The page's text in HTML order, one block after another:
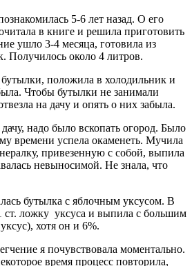
5-6 лет назад. О его
в книге и решила приготовить
ушло 3-4 месяца, готовила из
Получилось около 4 литров.
положила в холодильник и
Чтобы бутылки не занимали
на дачу и опять о них забыла.
надо было вскопать огород. Было
времени успела окаменеть. Мучила
привезенную с собой, выпила
невыносимой. Не знала, что
бутылка с яблочным уксусом. В
ст. ложку уксуса и выпила с большим
хотя он и 6%.
я почувствовала моментально.
время процесс повторила,